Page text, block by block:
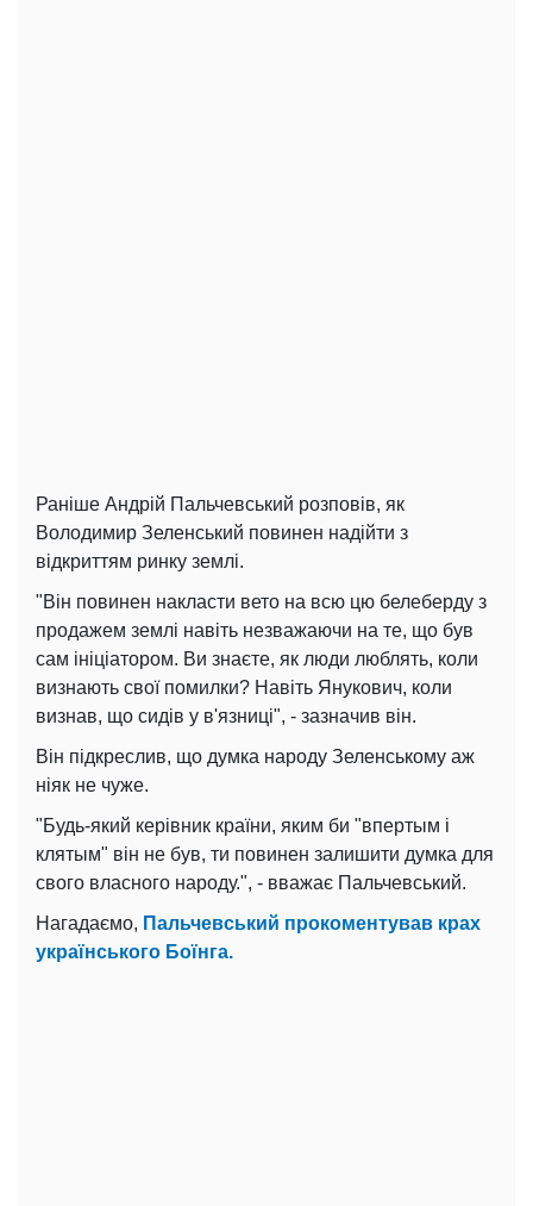
Раніше Андрій Пальчевський розповів, як
Володимир Зеленський повинен надійти з
відкриттям ринку землі.
"Він повинен накласти вето на всю цю белеберду з
продажем землі навіть незважаючи на те, що був
сам ініціатором. Ви знаєте, як люди люблять, коли
визнають свої помилки? Навіть Янукович, коли
визнав, що сидів у в'язниці", - зазначив він.
Він підкреслив, що думка народу Зеленському аж
ніяк не чуже.
"Будь-який керівник країни, яким би "впертым і
клятым" він не був, ти повинен залишити думка для
свого власного народу.", - вважає Пальчевський.
Нагадаємо, Пальчевський прокоментував крах
українського Боїнга.